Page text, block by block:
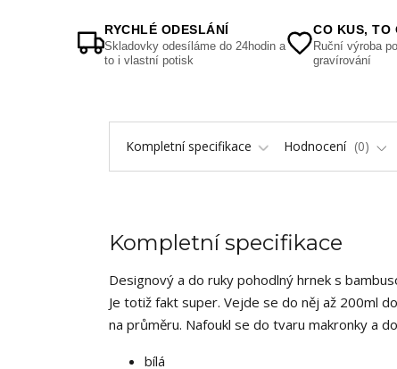
RYCHLÉ ODESLÁNÍ
Skladovky odesíláme do 24hodin a
to i vlastní potisk
CO KUS, TO
Ruční výroba
gravírování
Kompletní specifikace Hodnocení 0
Kompletní specifikace
Designový a do ruky pohodlný hrnek s
Je totiž fakt super. Vejde se do něj až 200ml
na průměru. Nafoukl se do tvaru makronky a
bílá